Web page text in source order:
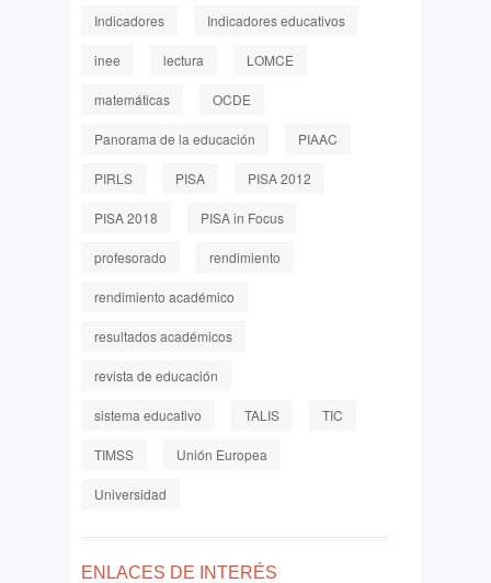
Indicadores Indicadores educativos
inee lectura LOMCE
matemáticas OCDE
Panorama de la educación PIAAC
PIRLS PISA PISA 2012
PISA 2018 PISA in Focus
profesorado rendimiento
rendimiento académico
resultados académicos
revista de educación
sistema educativo TALIS TIC
TIMSS Unión Europea
Universidad
ENLACES DE INTERÉS